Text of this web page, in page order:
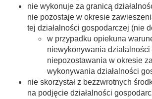
nie wykonuje za granicą
nie pozostaje w okresie
tej działalności gospodarczej (nie
w przypadku opiekuna
niewykonywania
niepozostawania w okresie
wykonywania działalności
nie skorzystał z bezzwrotnych
na podjęcie działalności